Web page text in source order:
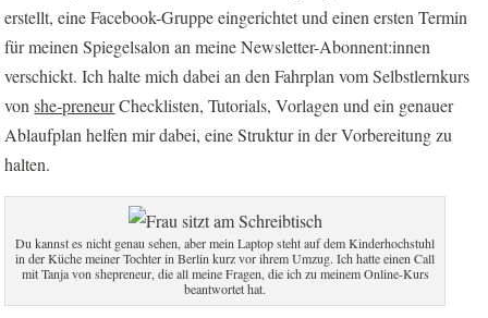
erstellt, eine Facebook-Gruppe eingerichtet und einen ersten Termin
für meinen Spiegelsalon an meine Newsletter-Abonnent:innen
verschickt. Ich halte mich dabei an den Fahrplan vom Selbstlernkurs
vonshe-preneurChecklisten, Tutorials, Vorlagen und ein genauer
Ablaufplan helfen mir dabei, eine Struktur in der Vorbereitung zu
halten.
Du kannst es nicht genau sehen, aber mein Laptop steht auf dem Kinderhochstuhl
in der Küche meiner Tochter in Berlin kurz vor ihrem Umzug. Ich hatte einen Call
mit Tanja von shepreneur, die all meine Fragen, die ich zu meinem Online-Kurs
beantwortet hat.